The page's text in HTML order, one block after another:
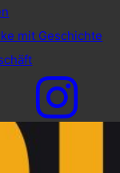
mit Geschichte